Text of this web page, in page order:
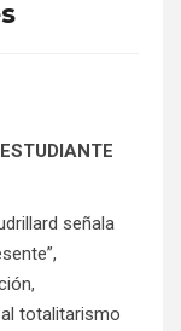
señala
totalitarismo